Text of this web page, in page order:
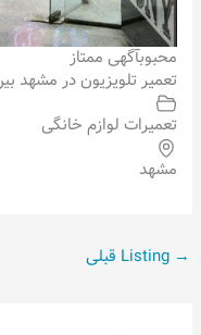
محبوبآگهی ممتاز
تعمیر تلویزیون در مشهد بین مدرس 3 و
تعمیرات لوازم خانگی
مشهد
→